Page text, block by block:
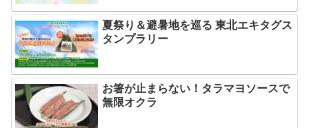
夏祭り＆避暑地を巡る 東北エキタグス
タンプラリー
お箸が止まらない！タラマヨソースで
無限オクラ